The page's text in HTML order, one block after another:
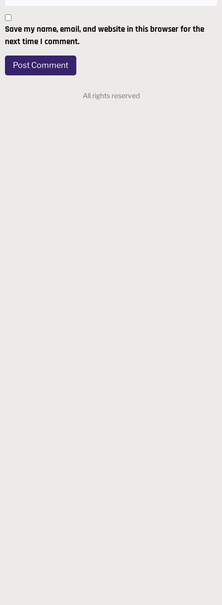
Save my name, email, and website in this browser for the
next time I comment.
All rights reserved